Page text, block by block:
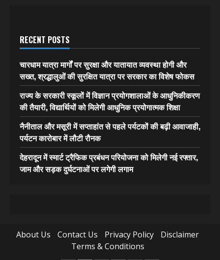
RECENT POSTS
चारधाम यात्रा मार्गों पर सुरक्षा और यातायात व्यवस्था होगी और
सख्त, श्रद्धालुओं की सुरक्षित यात्रा पर सरकार का विशेष फोकस
राज्य के सरकारी स्कूलों में विज्ञान प्रयोगशालाओं के आधुनिकीकरण
की तैयारी, विद्यार्थियों को मिलेगी आधुनिक प्रयोगात्मक शिक्षा
नैनीताल और मसूरी में सप्ताहांत से पहले पर्यटकों की बढ़ी आवाजाही,
पर्यटन कारोबार में लौटी रौनक
देहरादून में स्मार्ट ट्रैफिक प्रबंधन परियोजना को मिलेगी नई रफ्तार,
जाम और सड़क दुर्घटनाओं पर लगेगी लगाम
About Us Contact Us Privacy Policy
Disclaimer
Terms & Conditions